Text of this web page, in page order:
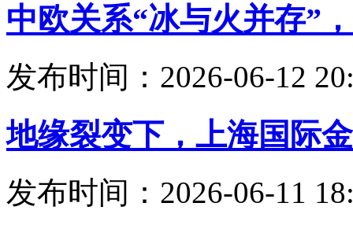
中欧关系“冰与火并存”
发布时间：2026-06-12
地缘裂变下，上海国际
发布时间：2026-06-11